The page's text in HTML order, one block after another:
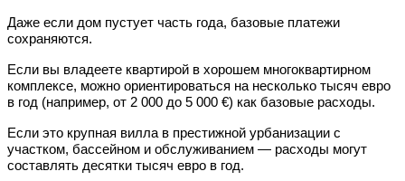
Даже если дом пустует часть года, базовые платежи
сохраняются.
Если вы владеете квартирой в хорошем многоквартирном
комплексе, можно ориентироваться на несколько тысяч евро
в год (например, от 2 000 до 5 000 €) как базовые расходы.
Если это крупная вилла в престижной урбанизации с
участком, бассейном и обслуживанием — расходы могут
составлять десятки тысяч евро в год.